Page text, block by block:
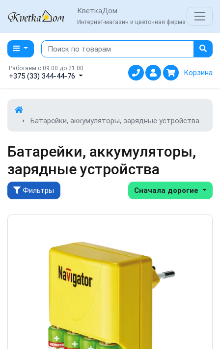
КветкаДом
Интернет-магазин и цветочная ферма
Работаем с 09:00 до 21:00
+375 (33) 344-44-76 Корзина
Батарейки, аккумуляторы, зарядные устройства
Батарейки, аккумуляторы,
зарядные устройства
Фильтры Сначала дорогие